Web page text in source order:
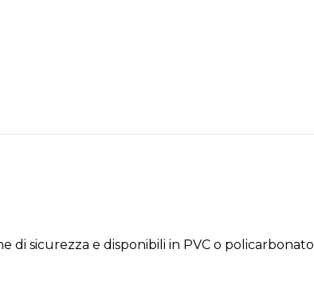
sicurezza e disponibili in PVC o policarbonato